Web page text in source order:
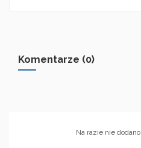
Komentarze (0)
Na razie nie